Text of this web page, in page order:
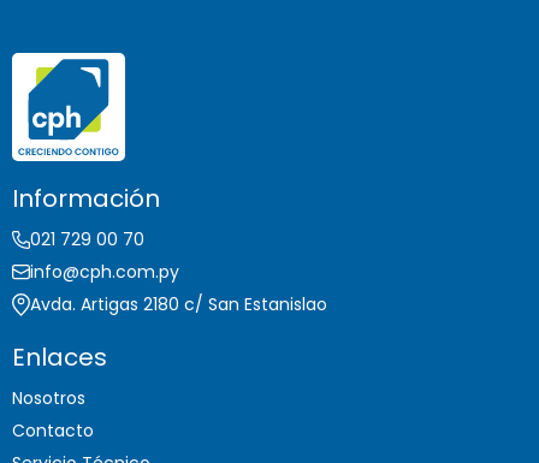
Información
021 729 00 70
info@cph.com.py
Avda. Artigas 2180 c/ San Estanislao
Enlaces
Nosotros
Contacto